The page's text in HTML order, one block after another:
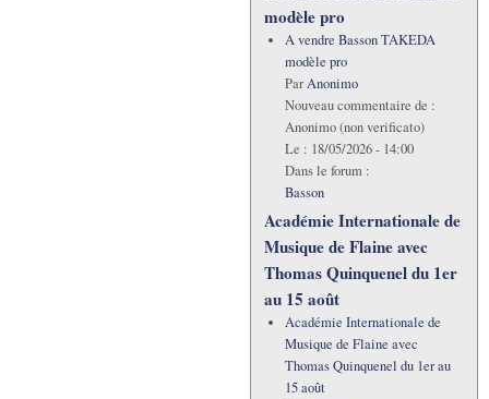
modèle pro
A vendre Basson TAKEDA
modèle pro
ParAnonimo
Nouveau commentaire de :
Anonimo (non verificato)
Le : 18/05/2026 - 14:00
Dans le forum :
Basson
Académie Internationale de
Musique de Flaine avec
Thomas Quinquenel du 1er
au 15 août
Académie Internationale de
Musique de Flaine avec
Thomas Quinquenel du 1er au
15 août